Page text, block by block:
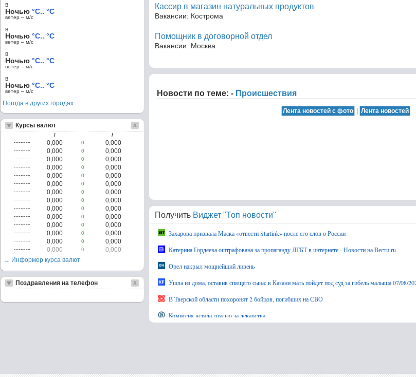
Кассир в магазин натуральных продуктов
Вакансии: Кострома
Помощник в договорной отдел
Вакансии: Москва
Новости по теме: - Происшествия
Получить Виджет "Топ новости"
Захарова призвала Маска «отвести Starlink» после его слов о России
Катерина Гордеева оштрафована за пропаганду ЛГБТ в интернете - Новости на Вести.ru
Орел накрыл мощнейший ливень
Ушла из дома, оставив спящего сына: в Казани мать пойдет под суд за гибель малыша 07/08/
В Тверской области похоронят 2 бойцов, погибших на СВО
Комиссия встала грудью за лекарства
в
Ночью °C.. °C
ветер – м/c
в
Ночью °C.. °C
ветер – м/c
в
Ночью °C.. °C
ветер – м/c
в
Ночью °C.. °C
ветер – м/c
Погода в других городах
Курсы валют
/ /
0,000 0
0,000
0,000
0
0,000
0,000
0
0,000
0,000
0
0,000
0,000
0
0,000
0,000
0
0,000
0,000
0
0,000
0,000
0
0,000
0,000
0
0,000
0,000
0
0,000
0,000
0
0,000
0,000
0
0,000
0,000
0
0,000
0,000
0
0,000
→ Информер курса валют
Поздравления на телефон